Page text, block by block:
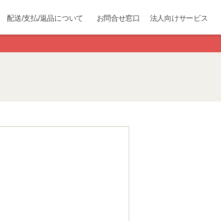
配送/支払/返品について お問合せ窓口 法人向けサービス